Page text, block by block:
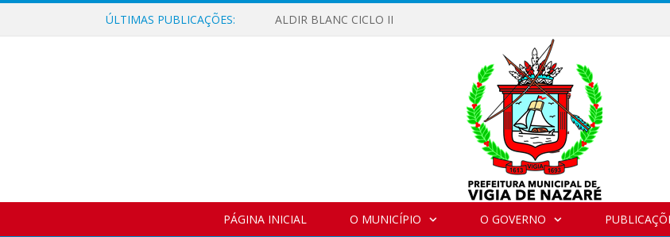
ÚLTIMAS PUBLICAÇÕES: ALDIR BLANC CICLO II
PÁGINA INICIAL O MUNICÍPIO O GOVERNO